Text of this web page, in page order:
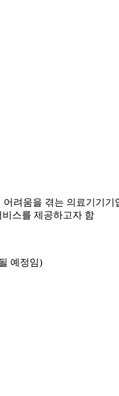
려움을 겪는 의료기기기
스를 제공하고자 함
예정임)